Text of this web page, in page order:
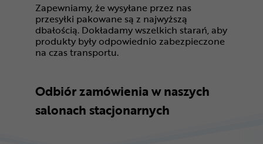
Zapewniamy, że wysyłane przez nas
przesyłki pakowane są z najwyższą
dbałością. Dokładamy wszelkich starań, aby
produkty były odpowiednio zabezpieczone
na czas transportu.
Odbiór zamówienia w naszych
salonach stacjonarnych